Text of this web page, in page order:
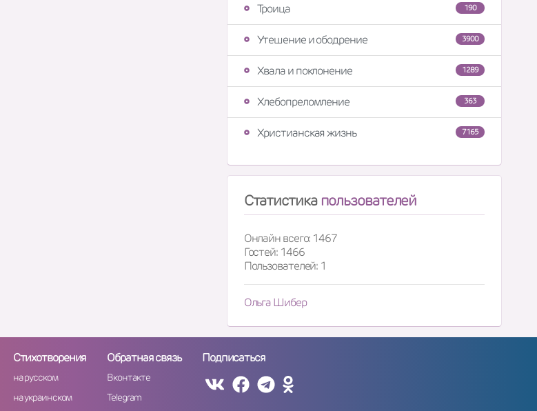
190
Троица
3900
Утешение и ободрение
1289
Хвала и поклонение
363
Хлебопреломление
7165
Христианская жизнь
Статистика пользователей
Онлайн всего: 1467
Гостей: 1466
Пользователей: 1
Ольга Шибер
Стихотворения
на русском
на украинском
Обратная связь
Вконтакте
Telegram
Подписаться